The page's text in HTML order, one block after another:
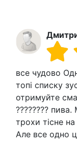
все чудово
топі списку
отримуйте
???????? пива.
трохи тісне на
Але все одно